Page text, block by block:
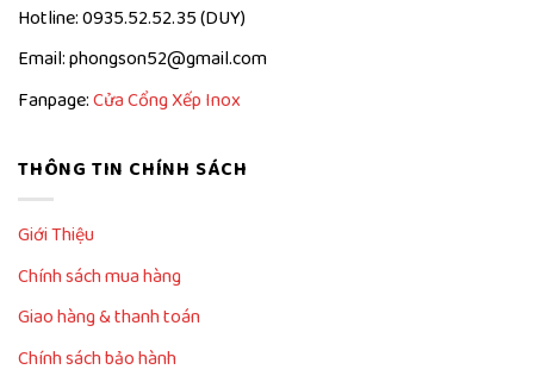
Hotline: 0935.52.52.35 (DUY)
Email: phongson52@gmail.com
Fanpage:Cửa Cổng Xếp Inox
THÔNG TIN CHÍNH SÁCH
Giới Thiệu
Chính sách mua hàng
Giao hàng & thanh toán
Chính sách bảo hành